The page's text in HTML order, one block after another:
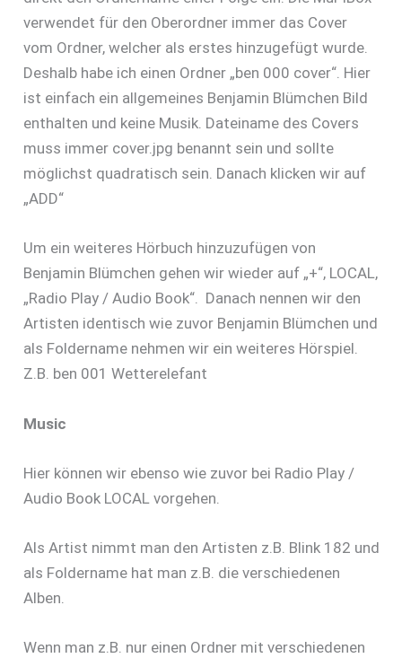
verwendet für den Oberordner immer das Cover
vom Ordner, welcher als erstes hinzugefügt wurde.
Deshalb habe ich einen Ordner „ben 000 cover“. Hier
ist einfach ein allgemeines Benjamin Blümchen Bild
enthalten und keine Musik. Dateiname des Covers
muss immer cover.jpg benannt sein und sollte
möglichst quadratisch sein. Danach klicken wir auf
„ADD“
Um ein weiteres Hörbuch hinzuzufügen von
Benjamin Blümchen gehen wir wieder auf „+“, LOCAL,
„Radio Play / Audio Book“. Danach nennen wir den
Artisten identisch wie zuvor Benjamin Blümchen und
als Foldername nehmen wir ein weiteres Hörspiel.
Z.B. ben 001 Wetterelefant
Music
Hier können wir ebenso wie zuvor bei Radio Play /
Audio Book LOCAL vorgehen.
Als Artist nimmt man den Artisten z.B. Blink 182 und
als Foldername hat man z.B. die verschiedenen
Alben.
Wenn man z.B. nur einen Ordner mit verschiedenen